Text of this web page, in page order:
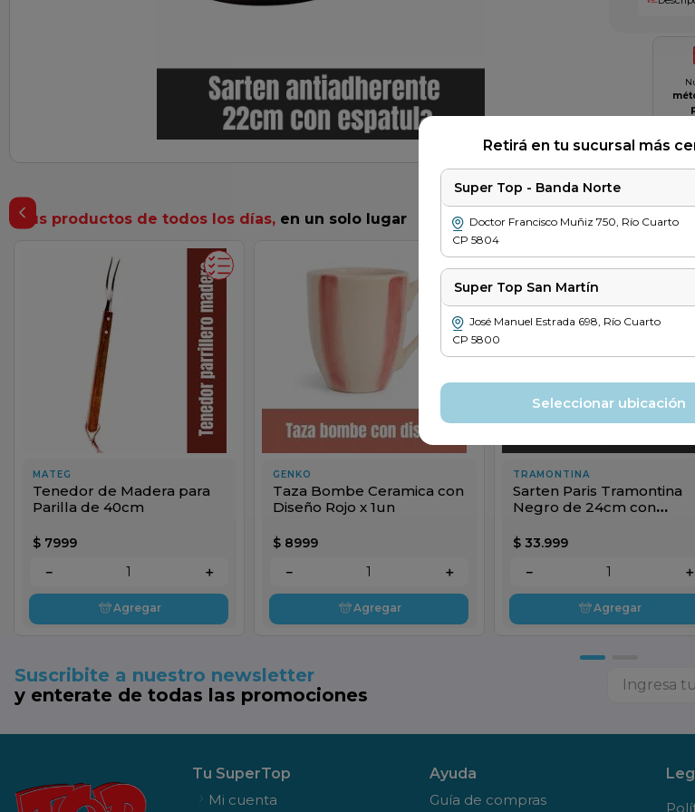
Retirá en tu sucursal más
Super Top - Banda Norte
Doctor Francisco Muñiz 750, Río Cuarto
CP 5804
Super Top San Martín
José Manuel Estrada 698, Río Cuarto
CP 5800
Seleccionar ubicación
Tus productos de todos los días,en un solo lugar
MATEG
Tenedor de Madera para
Parilla de 40cm
$ 7999
＋
－
Agregar
GENKO
Taza Bombe Ceramica con
Diseño Rojo x 1un
$ 8999
＋
－
Agregar
TRAMONTINA
Sarten Paris Tramontina
Negro de 24cm con
$ 33.999
＋
－
Agregar
Suscribite a nuestro newsletter
y enterate de todas las promociones
Tu SuperTop
Mi cuenta
Ayuda
Guía de compras